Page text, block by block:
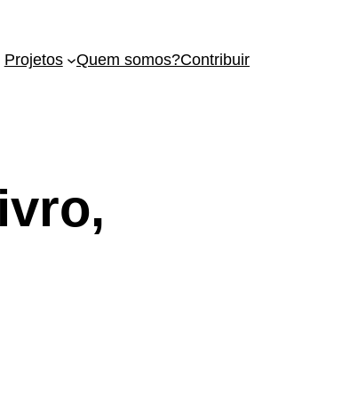
Projetos Quem somos?Contribuir